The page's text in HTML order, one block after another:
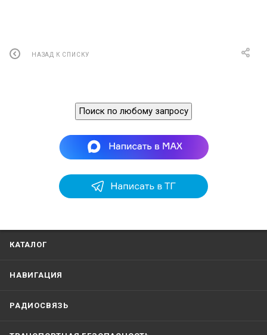
НАЗАД К СПИСКУ
Поиск по любому запросу
КАТАЛОГ
НАВИГАЦИЯ
РАДИОСВЯЗЬ